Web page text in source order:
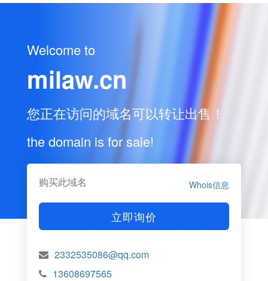
Welcome to
milaw.cn
您正在访问的域名可以转让出售！
the domain is for sale!
购买此域名 Whois信息
立即询价
2332535086@qq.com
13608697565